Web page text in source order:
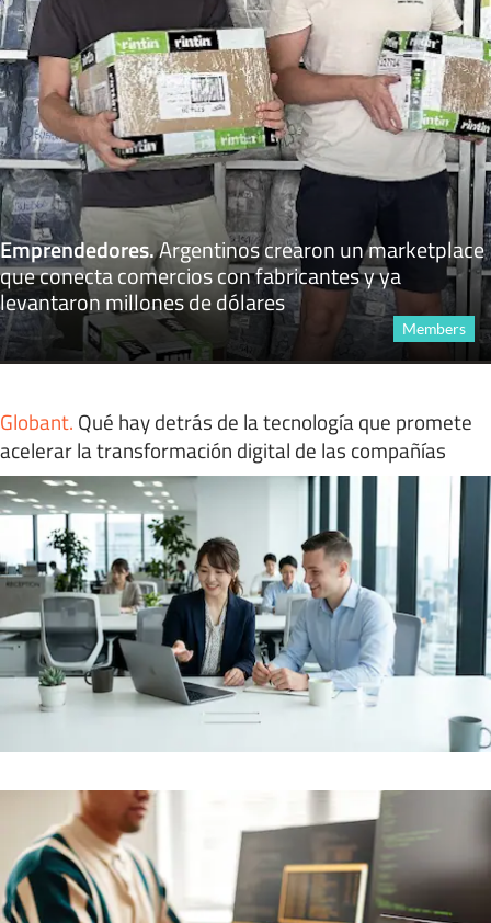
Emprendedores.Argentinos crearon un marketplace
que conecta comercios con fabricantes y ya
levantaron millones de dólares
Members
Globant. Qué hay detrás de la tecnología que promete
acelerar la transformación digital de las compañías